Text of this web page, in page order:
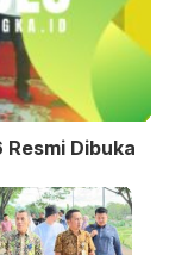
Dibuka